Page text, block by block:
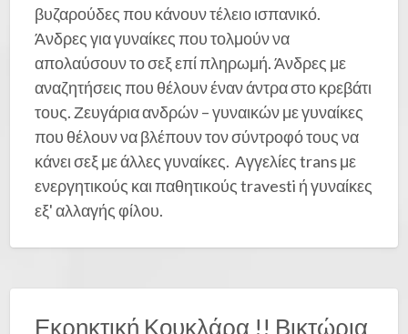
βυζαρούδες που κάνουν τέλειο ισπανικό.
Άνδρες για γυναίκες που τολμούν να
απολαύσουν το σεξ επί πληρωμή. Άνδρες με
αναζητήσεις που θέλουν έναν άντρα στο κρεβάτι
τους. Ζευγάρια ανδρών – γυναικών με γυναίκες
που θέλουν να βλέπουν τον σύντροφό τους να
κάνει σεξ με άλλες γυναίκες. Αγγελίες trans με
ενεργητικούς και παθητικούς travesti ή γυναίκες
εξ' αλλαγής φίλου.
Εκρηκτική Κουκλάρα !! Βικτώρια